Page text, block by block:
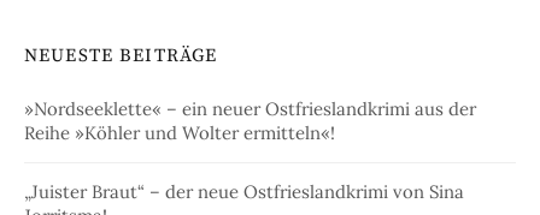
NEUESTE BEITRÄGE
»Nordseeklette« – ein neuer Ostfrieslandkrimi aus der
Reihe »Köhler und Wolter ermitteln«!
„Juister Braut“ – der neue Ostfrieslandkrimi von Sina